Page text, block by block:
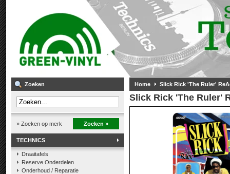
Zoeken
» Zoeken op merk Zoeken »
TECHNICS
Draaitafels
Reserve Onderdelen
Onderhoud / Reparatie
Home Slick Rick 'The Ruler'
Slick Rick 'The Ruler'